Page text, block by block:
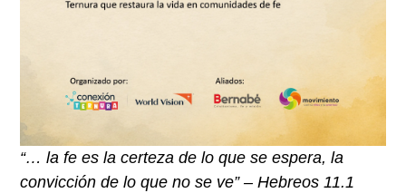
“… la fe es la certeza de lo que se espera, la
convicción de lo que no se ve” – Hebreos 11.1